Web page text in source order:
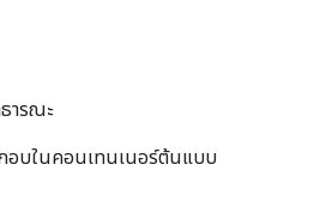
ารณะ
อบในคอนเทนเนอร์ต้นแบบ